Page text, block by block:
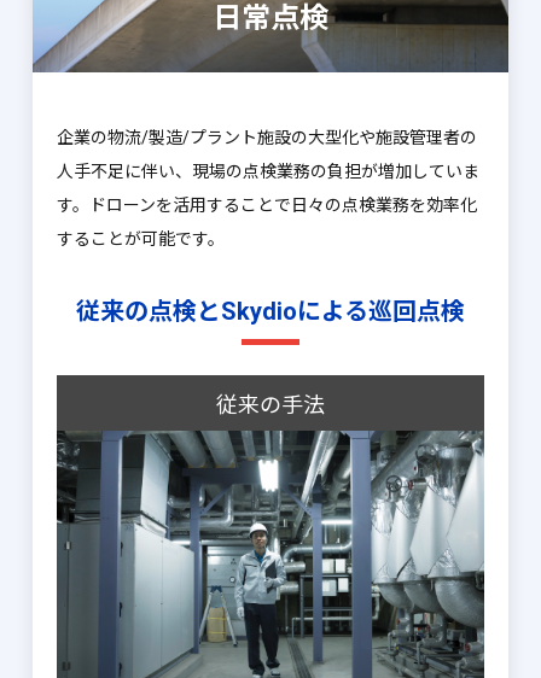
日常点検
企業の物流/製造/プラント施設の大型化や施設管理者の
人手不足に伴い、現場の点検業務の負担が増加していま
す。ドローンを活用することで日々の点検業務を効率化
することが可能です。
従来の点検とSkydioによる巡回点検
従来の手法